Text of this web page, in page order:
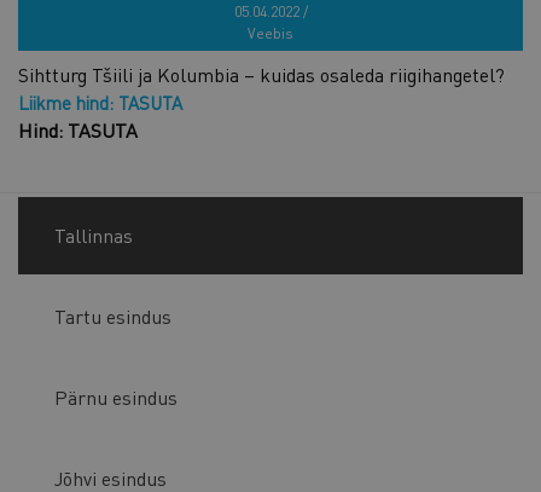
05.04.2022 /
Veebis
Sihtturg Tšiili ja Kolumbia – kuidas osaleda riigihangetel?
Liikme hind: TASUTA
Hind: TASUTA
Tallinnas
Tartu esindus
Pärnu esindus
Jõhvi esindus